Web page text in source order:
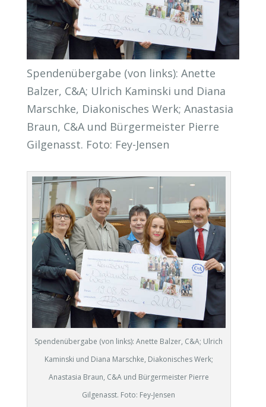
Spendenübergabe (von links): Anette
Balzer, C&A; Ulrich Kaminski und Diana
Marschke, Diakonisches Werk; Anastasia
Braun, C&A und Bürgermeister Pierre
Gilgenasst. Foto: Fey-Jensen
Spendenübergabe (von links): Anette Balzer, C&A; Ulrich
Kaminski und Diana Marschke, Diakonisches Werk;
Anastasia Braun, C&A und Bürgermeister Pierre
Gilgenasst. Foto: Fey-Jensen